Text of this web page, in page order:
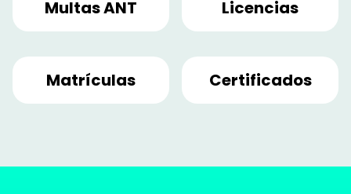
Multas ANT Licencias
Matrículas Certificados